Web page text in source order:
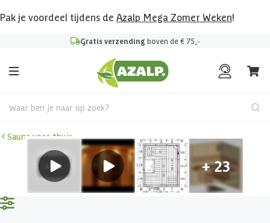
Pak je voordeel tijdens de Azalp Mega Zomer Weken!
Gratis verzending boven de € 75,-
Waar ben je naar op zoek?
Sauna voor thuis